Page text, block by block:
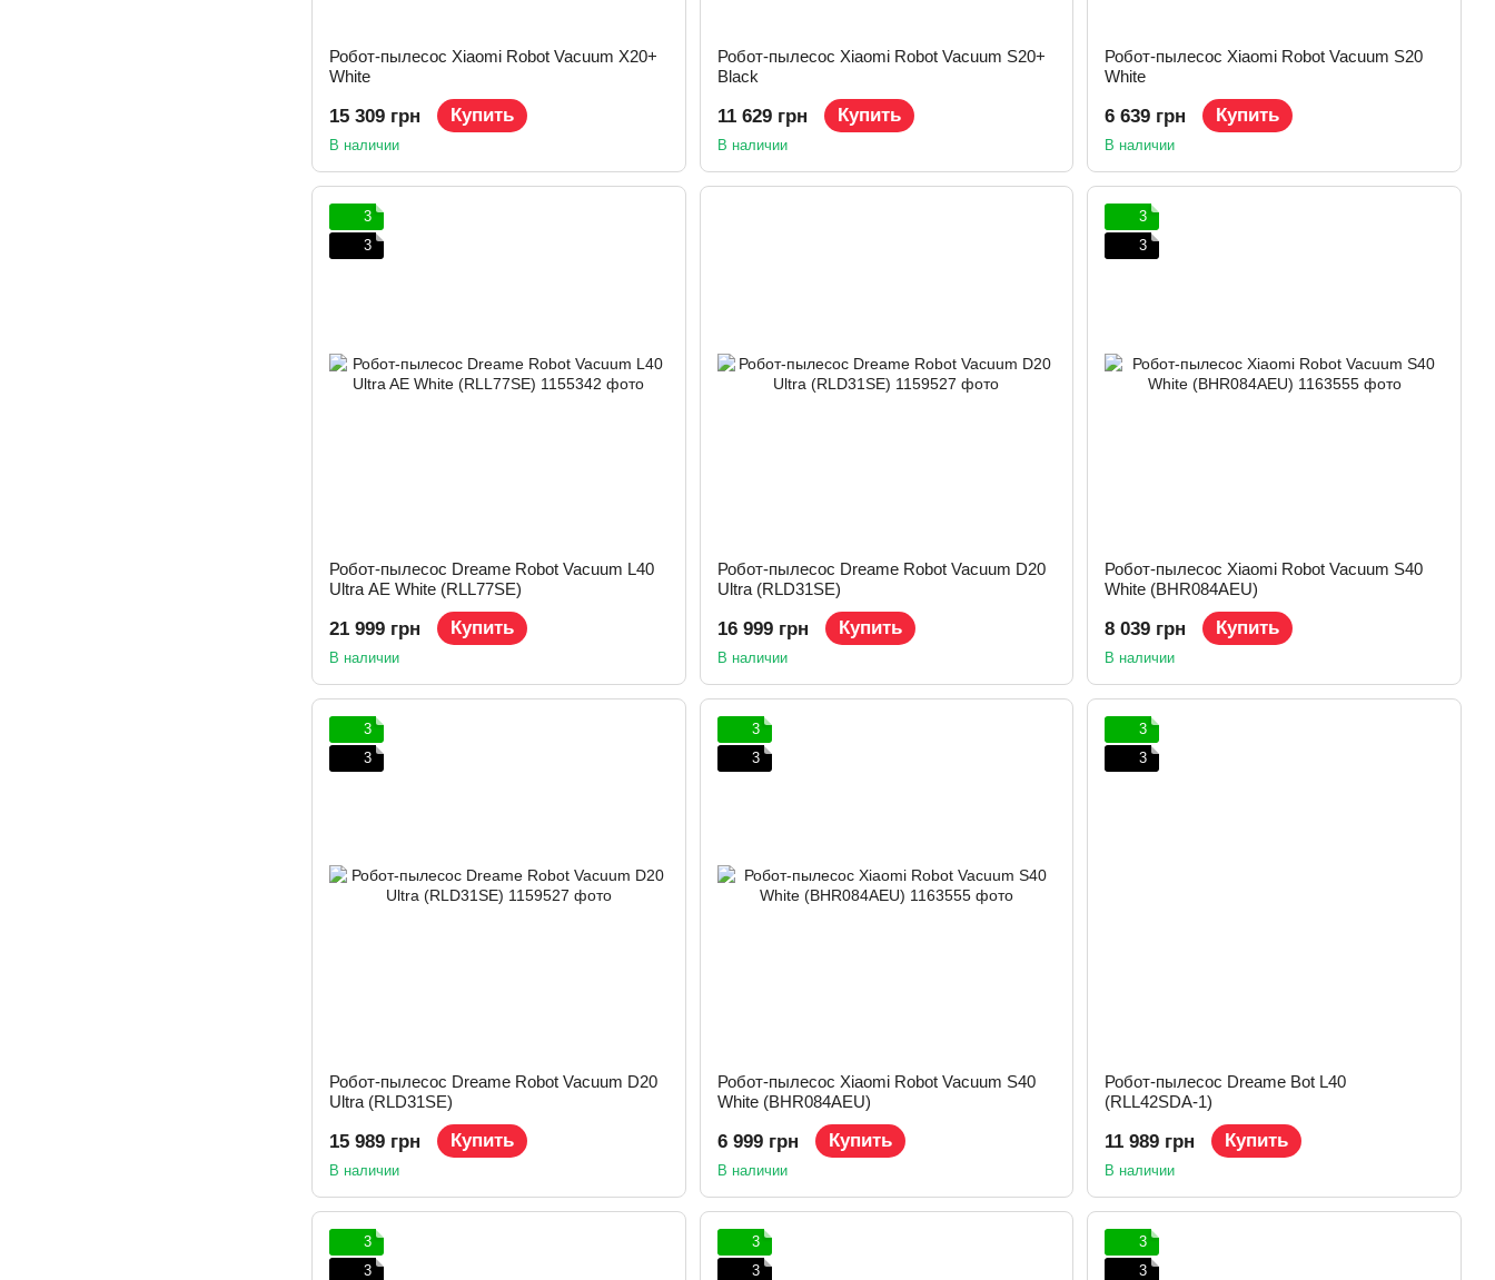
Робот-пылесос Xiaomi Robot Vacuum X20+
White
15 309 грн Купить
В наличии
Робот-пылесос Xiaomi Robot Vacuum S20+
Black
11 629 грн Купить
В наличии
Робот-пылесос Xiaomi Robot Vacuum S20
White
6 639 грн Купить
В наличии
3
3
Робот-пылесос Dreame Robot Vacuum L40
Ultra AE White (RLL77SE)
21 999 грн Купить
В наличии
Робот-пылесос Dreame Robot Vacuum D20
Ultra (RLD31SE)
16 999 грн Купить
В наличии
3
3
Робот-пылесос Xiaomi Robot Vacuum S40
White (BHR084AEU)
8 039 грн Купить
В наличии
3
3
Робот-пылесос Dreame Robot Vacuum D20
Ultra (RLD31SE)
15 989 грн Купить
В наличии
3
3
Робот-пылесос Xiaomi Robot Vacuum S40
White (BHR084AEU)
6 999 грн Купить
В наличии
3
3
Робот-пылесос Dreame Bot L40
(RLL42SDA-1)
11 989 грн Купить
В наличии
3
3
3
3
3
3